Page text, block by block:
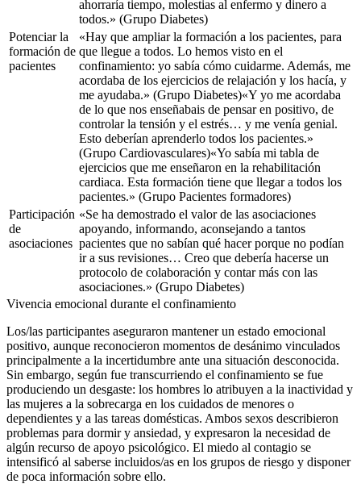
ahorraría tiempo, molestias al enfermo y dinero a
todos.» (Grupo Diabetes)
Potenciar la
formación de
pacientes
«Hay que ampliar la formación a los pacientes, para
que llegue a todos. Lo hemos visto en el
confinamiento: yo sabía cómo cuidarme. Además, me
acordaba de los ejercicios de relajación y los hacía, y
me ayudaba.» (Grupo Diabetes)«Y yo me acordaba
de lo que nos enseñabais de pensar en positivo, de
controlar la tensión y el estrés… y me venía genial.
Esto deberían aprenderlo todos los pacientes.»
(Grupo Cardiovasculares)«Yo sabía mi tabla de
ejercicios que me enseñaron en la rehabilitación
cardiaca. Esta formación tiene que llegar a todos los
pacientes.» (Grupo Pacientes formadores)
Participación
de
asociaciones
«Se ha demostrado el valor de las asociaciones
apoyando, informando, aconsejando a tantos
pacientes que no sabían qué hacer porque no podían
ir a sus revisiones… Creo que debería hacerse un
protocolo de colaboración y contar más con las
asociaciones.» (Grupo Diabetes)
Vivencia emocional durante el confinamiento
Los/las participantes aseguraron mantener un estado emocional
positivo, aunque reconocieron momentos de desánimo vinculados
principalmente a la incertidumbre ante una situación desconocida.
Sin embargo, según fue transcurriendo el confinamiento se fue
produciendo un desgaste: los hombres lo atribuyen a la inactividad y
las mujeres a la sobrecarga en los cuidados de menores o
dependientes y a las tareas domésticas. Ambos sexos describieron
problemas para dormir y ansiedad, y expresaron la necesidad de
algún recurso de apoyo psicológico. El miedo al contagio se
intensificó al saberse incluidos/as en los grupos de riesgo y disponer
de poca información sobre ello.